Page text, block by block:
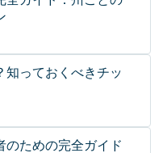
知っておくべきチッ
のための完全ガイド